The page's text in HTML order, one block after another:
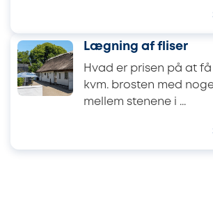
Lægning af fliser
Hvad er prisen på at
kvm. brosten med
mellem stenene i ...